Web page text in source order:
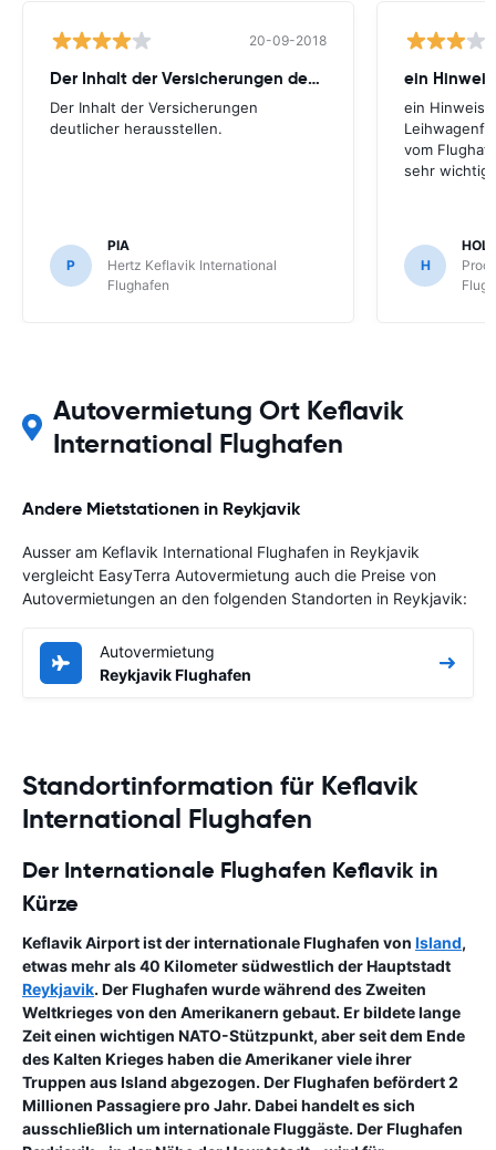
20-09-2018
Der Inhalt der Versicherungen deutlicher
Der Inhalt der Versicherungen
deutlicher herausstellen.
P
PIA
Hertz Keflavik International
Flughafen
ein
ein Hinweis,
vom
sehr wichtig
H
Autovermietung Ort Keflavik
International Flughafen
Andere Mietstationen in Reykjavik
Ausser am Keflavik International Flughafen in Reykjavik
vergleicht EasyTerra Autovermietung auch die Preise von
Autovermietungen an den folgenden Standorten in Reykjavik:
Autovermietung
Reykjavik Flughafen
Standortinformation für Keflavik
International Flughafen
Der Internationale Flughafen Keflavik in
Kürze
Keflavik Airport ist der internationale Flughafen von Island,
etwas mehr als 40 Kilometer südwestlich der Hauptstadt
Reykjavik. Der Flughafen wurde während des Zweiten
Weltkrieges von den Amerikanern gebaut. Er bildete lange
Zeit einen wichtigen NATO-Stützpunkt, aber seit dem Ende
des Kalten Krieges haben die Amerikaner viele ihrer
Truppen aus Island abgezogen. Der Flughafen befördert 2
Millionen Passagiere pro Jahr. Dabei handelt es sich
ausschließlich um internationale Fluggäste. DerFlughafen